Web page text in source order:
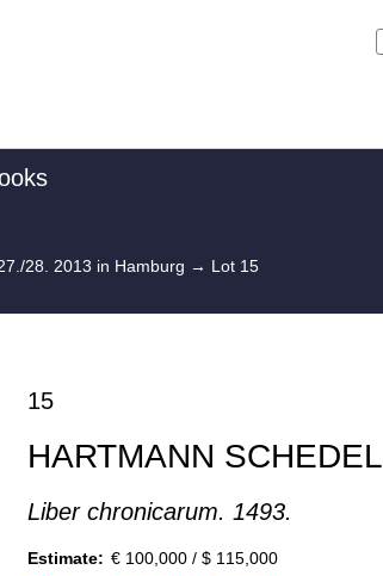
28. 2013 in Hamburg → Lot 15
15
HARTMANN SCHEDEL
Liber chronicarum. 1493.
Estimate: € 100,000 / $ 115,000